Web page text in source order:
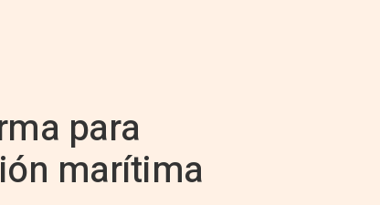
para
marítima